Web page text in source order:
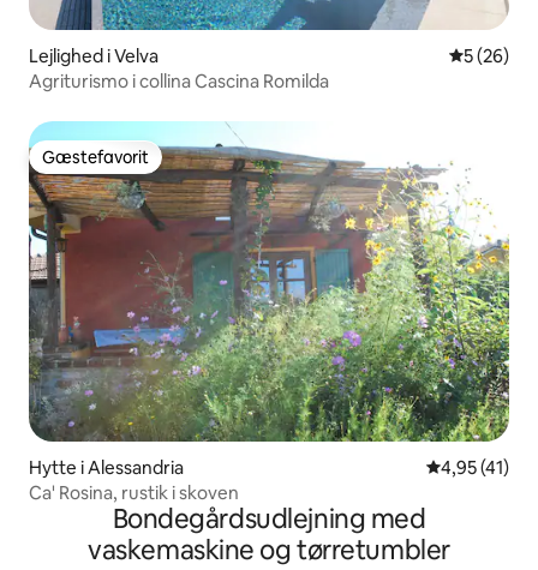
Lejlighed i Velva 5 ud af 5 i
5 (26)
Agriturismo i collina Cascina Romilda
Gæstefavorit
Gæstefavorit
Hytte i Alessandria 4,95 ud af 5
4,95 (41)
Ca' Rosina, rustik i skoven
Bondegårdsudlejning med
vaskemaskine og tørretumbler